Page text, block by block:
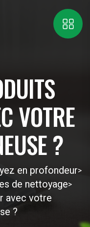
VOTRE
?
en profondeur>
de nettoyage>
avec votre
?